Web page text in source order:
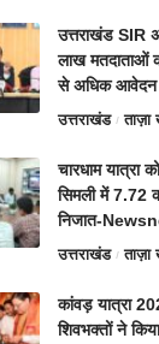
उत्तराखंड SIR
लाख मतदाताओं
से अधिक आवेदन
उत्तराखंड ताज़ा
चारधाम यात्रा
सिमली में 7.72
निजात-
उत्तराखंड ताज़ा
कांवड़ यात्रा
शिवभक्तों ने